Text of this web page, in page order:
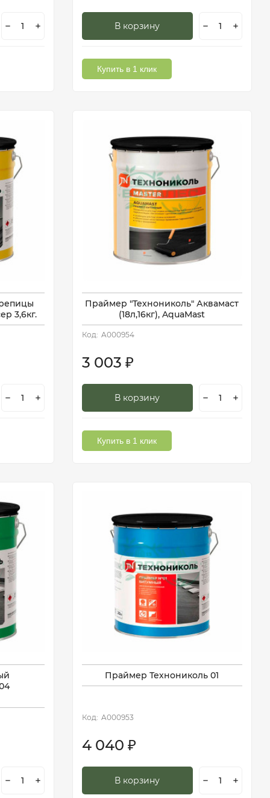
В корзину
Купить в 1 клик
3,6кг.
Праймер "Технониколь" Аквамаст
(18л,16кг), AquaMast
Код: A000954
3 003 ₽
В корзину
Купить в 1 клик
Праймер Технониколь 01
Код: A000953
4 040 ₽
В корзину